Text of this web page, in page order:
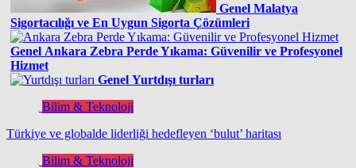
Genel Malatya
Sigortacılığı ve En Uygun Sigorta Çözümleri
Genel Ankara Zebra Perde Yıkama: Güvenilir ve Profesyonel
Hizmet
Genel Yurtdışı turları
Bilim & Teknoloji
Türkiye ve globalde liderliği hedefleyen ‘bulut’ haritası
Bilim & Teknoloji